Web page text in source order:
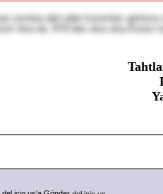
şovlara alet eden kurumları
olsa da. RTE'den olsa olsa Emevi